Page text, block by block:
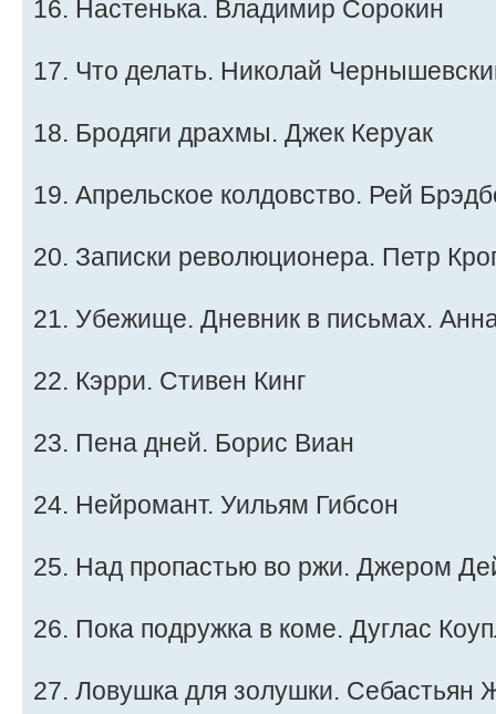
16. Настенька. Владимир Сорокин
17. Что делать. Николай
18. Бродяги драхмы. Джек Керуак
19. Апрельское колдовство. Рей
20. Записки революционера. Петр
21. Убежище. Дневник в письмах.
22. Кэрри. Стивен Кинг
23. Пена дней. Борис Виан
24. Нейромант. Уильям Гибсон
25. Над пропастью во ржи. Джером
26. Пока подружка в коме. Дуглас
27. Ловушка для золушки. Себастьян